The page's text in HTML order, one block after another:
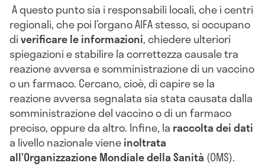
A questo punto sia i responsabili locali, che i centri
regionali, che poi l’organo AIFA stesso, si occupano
diverificare le informazioni, chiedere ulteriori
spiegazioni e stabilire la correttezza causale tra
reazione avversa e somministrazione di un vaccino
o un farmaco. Cercano, cioè, di capire se la
reazione avversa segnalata sia stata causata dalla
somministrazione del vaccino o di un farmaco
preciso, oppure da altro. Infine, la raccolta dei dati
a livello nazionale vieneinoltrata
all’Organizzazione Mondiale della Sanità (OMS).